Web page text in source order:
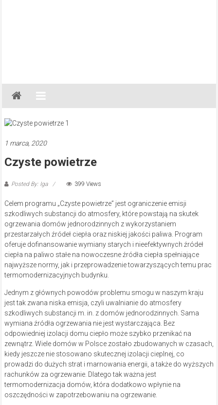
Gazeta
Regionalna
Częstochowa,
Lubliniec,
1 marca, 2020
Czyste powietrze
Posted By: Iga 399 Views
Celem programu „Czyste powietrze” jest ograniczenie emisji
szkodliwych substancji do atmosfery, które powstają na skutek
ogrzewania domów jednorodzinnych z wykorzystaniem
przestarzałych źródeł ciepła oraz niskiej jakości paliwa. Program
oferuje dofinansowanie wymiany starych i nieefektywnych źródeł
ciepła na paliwo stałe na nowoczesne źródła ciepła spełniające
najwyższe normy, jak i przeprowadzenie towarzyszących temu prac
termomodernizacyjnych budynku.
Jednym z głównych powodów problemu smogu w naszym kraju
jest tak zwana niska emisja, czyli uwalnianie do atmosfery
szkodliwych substancji m. in. z domów jednorodzinnych. Sama
wymiana źródła ogrzewania nie jest wystarczająca. Bez
odpowiedniej izolacji domu ciepło może szybko przenikać na
zewnątrz. Wiele domów w Polsce zostało zbudowanych w czasach,
kiedy jeszcze nie stosowano skutecznej izolacji cieplnej, co
prowadzi do dużych strat i marnowania energii, a także do wyższych
rachunków za ogrzewanie. Dlatego tak ważna jest
termomodernizacja domów, która dodatkowo wpłynie na
oszczędności w zapotrzebowaniu na ogrzewanie.